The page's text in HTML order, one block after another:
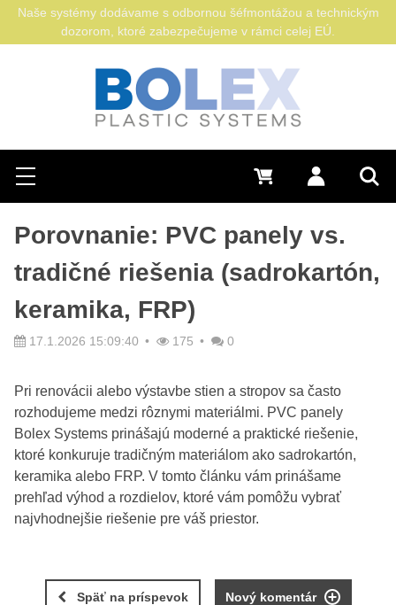
Hľadať
Menu Prihlásiť sa
0 €
Naše systémy dodávame s odbornou šéfmontážou a technickým
dozorom, ktoré zabezpečujeme v rámci celej EÚ.
Porovnanie: PVC panely vs.
tradičné riešenia (sadrokartón,
keramika, FRP)
17.1.2026 15:09:40 175 0
Pri renovácii alebo výstavbe stien a stropov sa často
rozhodujeme medzi rôznymi materiálmi. PVC panely
Bolex Systems prinášajú moderné a praktické riešenie,
ktoré konkuruje tradičným materiálom ako sadrokartón,
keramika alebo FRP. V tomto článku vám prinášame
prehľad výhod a rozdielov, ktoré vám pomôžu vybrať
najvhodnejšie riešenie pre váš priestor.
Späť na príspevok Nový komentár